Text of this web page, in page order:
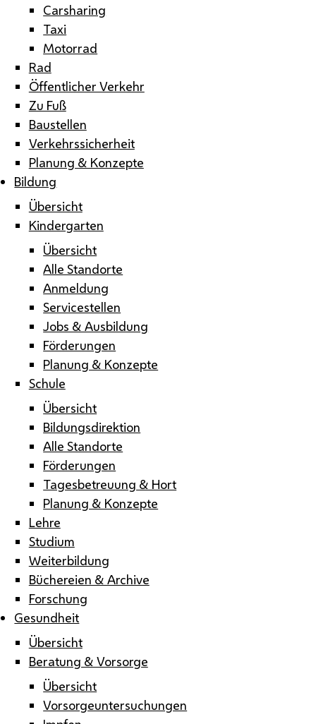
Carsharing
Taxi
Motorrad
Rad
Öffentlicher Verkehr
Zu Fuß
Baustellen
Verkehrssicherheit
Planung & Konzepte
Bildung
Übersicht
Kindergarten
Übersicht
Alle Standorte
Anmeldung
Servicestellen
Jobs & Ausbildung
Förderungen
Planung & Konzepte
Schule
Übersicht
Bildungsdirektion
Alle Standorte
Förderungen
Tagesbetreuung & Hort
Planung & Konzepte
Lehre
Studium
Weiterbildung
Büchereien & Archive
Forschung
Gesundheit
Übersicht
Beratung & Vorsorge
Übersicht
Vorsorgeuntersuchungen